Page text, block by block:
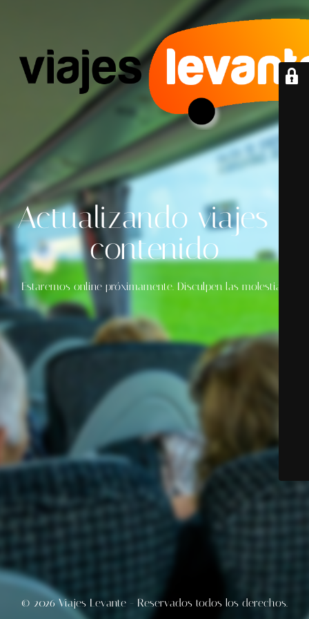
Actualizando viajes y
contenido
Estaremos online próximamente. Disculpen las molestias.
© 2026 Viajes Levante - Reservados todos los derechos.